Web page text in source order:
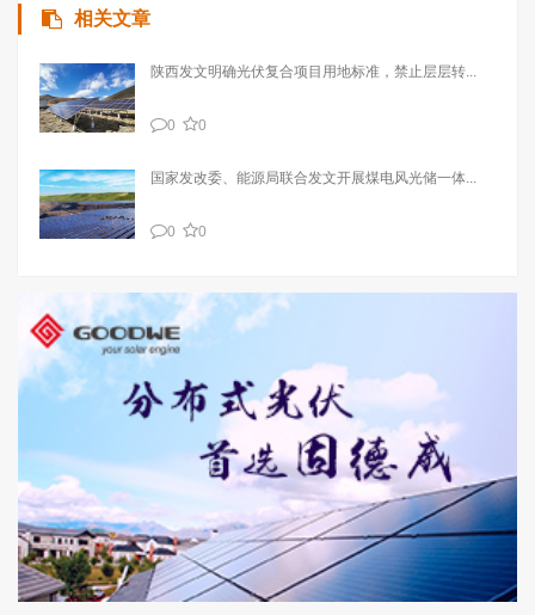
相关文章
陕西发文明确光伏复合项目用地标准，禁止层层转...
0 0
国家发改委、能源局联合发文开展煤电风光储一体...
0 0